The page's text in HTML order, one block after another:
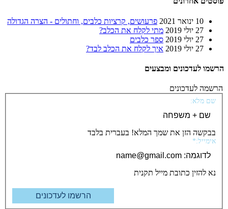
פרעושים, קרציות כלבים, וחתולים - הצרה הגדולה
מתי לקלח את הכלב?
ספר כלבים
איך לקלח את הכלב לבד?
לעדכונים ומבצעים
לעדכונים
מלא:
הזן את שמך המלא! בעברית בלבד
כתובת מייל תקנית